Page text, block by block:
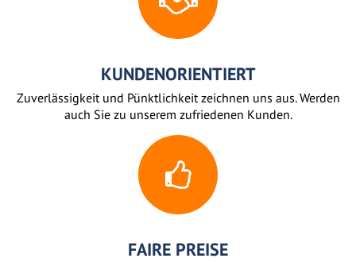
KUNDENORIENTIERT
Zuverlässigkeit und Pünktlichkeit zeichnen uns aus. Werden
auch Sie zu unserem zufriedenen Kunden.
FAIRE PREISE